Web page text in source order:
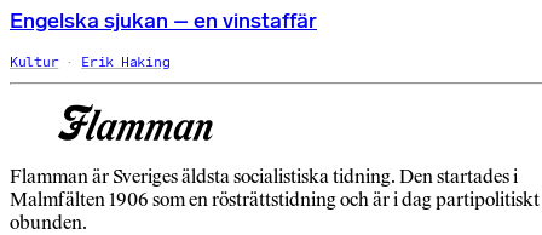
Engelska sjukan – en vinstaffär
Kultur Erik Haking
Flamman är Sveriges äldsta socialistiska tidning. Den startades i
Malmfälten 1906 som en rösträttstidning och är i dag partipolitiskt
obunden.